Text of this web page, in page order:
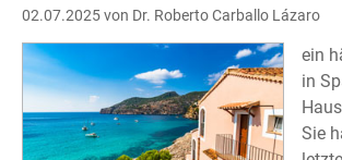
02.07.2025von Dr. Roberto Carballo Lázaro
ein
in
Sie